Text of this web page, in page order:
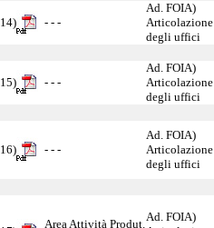
14) - - -
Ad. FOIA)
Articolazione
degli uffici
15) - - -
Ad. FOIA)
Articolazione
degli uffici
16) - - -
Ad. FOIA)
Articolazione
degli uffici
Area Attività Produt.
Ad. FOIA)